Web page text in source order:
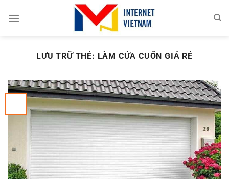
đến
LƯU TRỮ THẺ: LÀM CỬA CUỐN GIÁ RẺ